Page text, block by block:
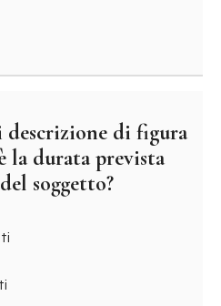
di figura
la durata prevista
soggetto?